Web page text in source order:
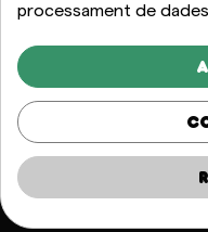
artesà 100%
Distintiu
Catalana
processament de